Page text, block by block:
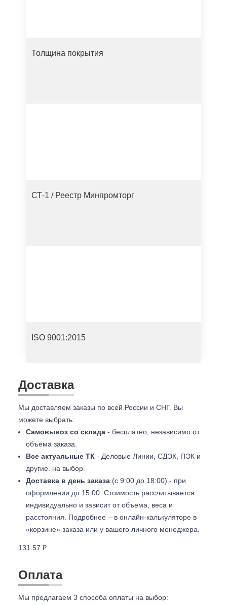
Толщина покрытия
СТ-1 / Реестр Минпромторг
ISO 9001:2015
Доставка
Мы доставляем заказы по всей России и СНГ. Вы
можете выбрать:
Самовывоз со склада - бесплатно, независимо от
объема заказа.
Все актуальные ТК - Деловые Линии, СДЭК, ПЭК и
другие. на выбор.
Доставка в день заказа (с 9:00 до 18:00) - при
оформлении до 15:00. Стоимость рассчитывается
индивидуально и зависит от объема, веса и
расстояния. Подробнее – в онлайн-калькуляторе в
«корзине» заказа или у вашего личного менеджера.
131.57 ₽
Оплата
Мы предлагаем 3 способа оплаты на выбор: